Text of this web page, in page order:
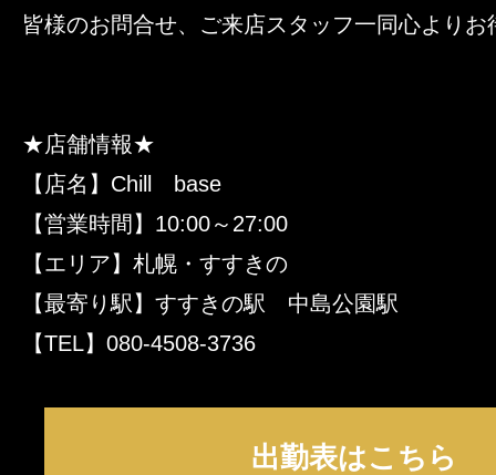
皆様のお問合せ、ご来店スタッフ一同心より
★店舗情報★
【店名】Chill base
【営業時間】10:00～27:00
【エリア】札幌・すすきの
【最寄り駅】すすきの駅 中島公園駅
【TEL】080-4508-3736
出勤表はこちら